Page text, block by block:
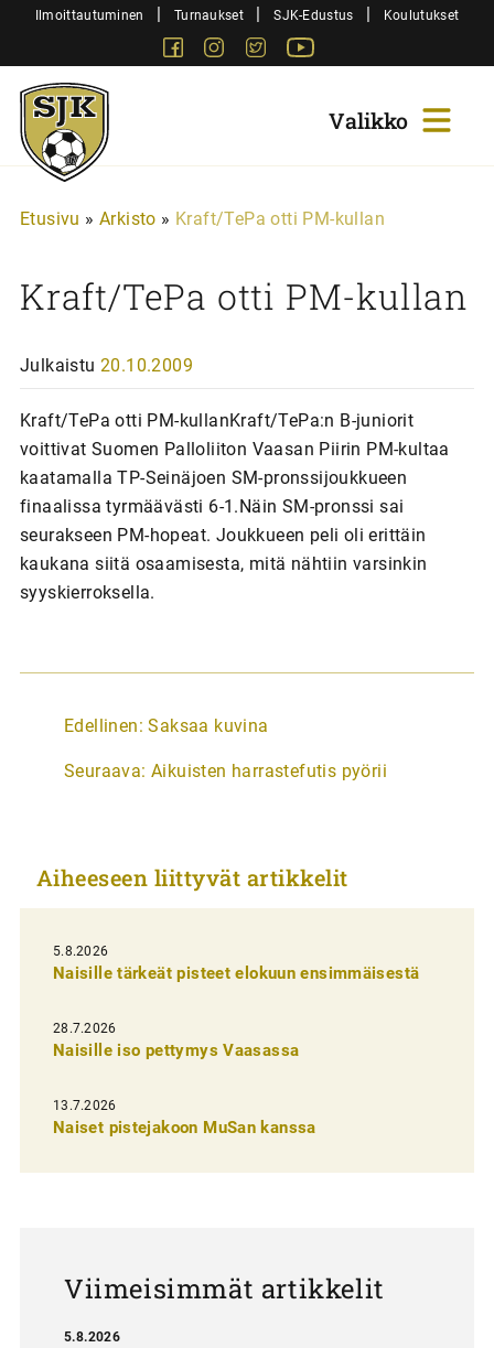
SiirryIlmoittautuminen | Turnaukset | SJK-Edustus | Koulutukset
FacebookInstagram
Twitter
Sjk-
Juniorit
Etusivu » Arkisto » Kraft/TePa otti PM-kullan
Kraft/TePa otti PM-kullan
Julkaistu 20.10.2009
Kraft/TePa otti PM-kullanKraft/TePa:n B-juniorit
voittivat Suomen Palloliiton Vaasan Piirin PM-kultaa
kaatamalla TP-Seinäjoen SM-pronssijoukkueen
finaalissa tyrmäävästi 6-1.Näin SM-pronssi sai
seurakseen PM-hopeat. Joukkueen peli oli erittäin
kaukana siitä osaamisesta, mitä nähtiin varsinkin
syyskierroksella.
A
t
k
e
l
i
e
n
e
Edellinen: Saksaa kuvina
Seuraava: Aikuisten harrastefutis pyörii
Aiheeseen liittyvät artikkelit
5.8.2026
Naisille tärkeät pisteet elokuun ensimmäisestä
28.7.2026
Naisille iso pettymys Vaasassa
13.7.2026
Naiset pistejakoon MuSan kanssa
Viimeisimmät artikkelit
5.8.2026